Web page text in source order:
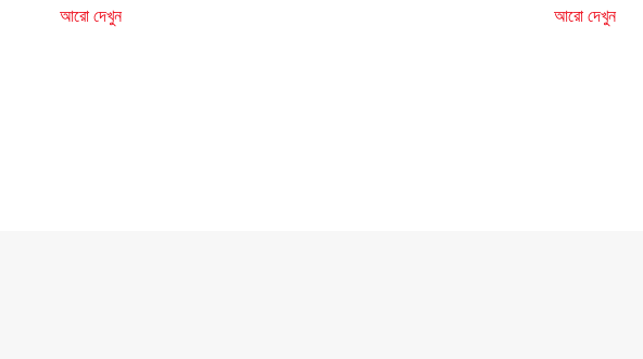
আরো দেখুন আরো দেখুন